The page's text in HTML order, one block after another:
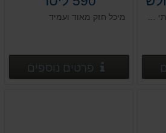
כל היתרונות של מיכל איכותי ועמיד בגרסה מתפרק להרכבה מודולרית וחסכון במקום
פרטים נוספים
120*80*h87
מיכל חזק מאוד ועמיד
פרטים נוספים